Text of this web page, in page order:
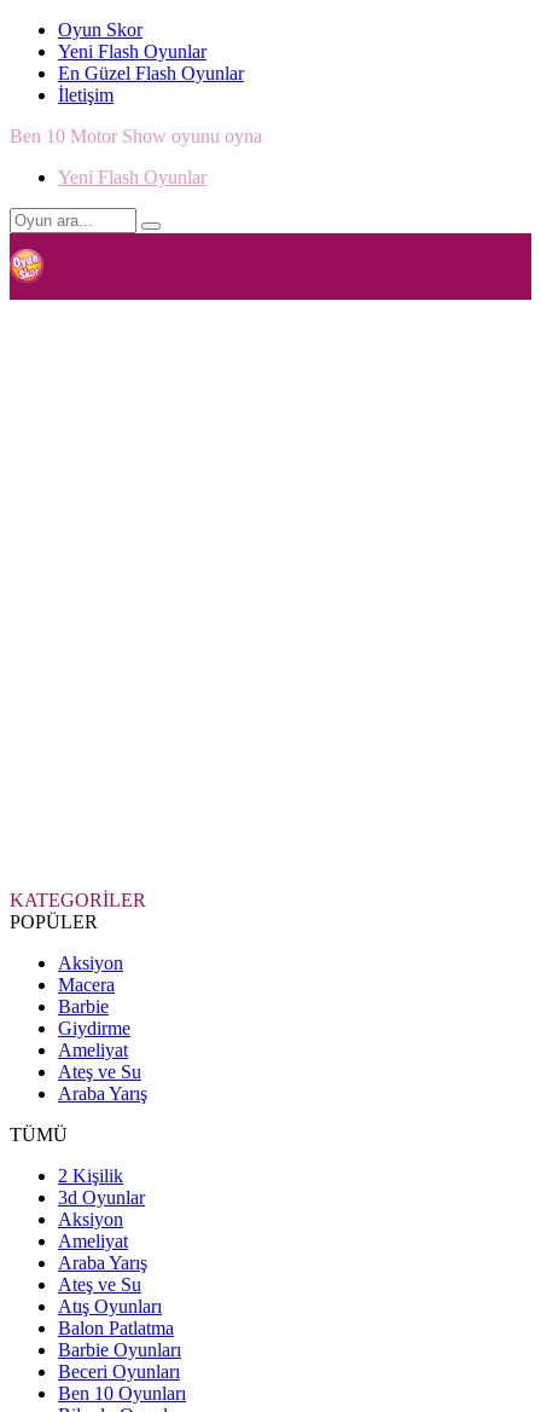
Oyun Skor
Yeni Flash Oyunlar
En Güzel Flash Oyunlar
İletişim
Ben 10 Motor Show oyunu oyna
Yeni Flash Oyunlar
KATEGORİLER
POPÜLER
Aksiyon
Macera
Barbie
Giydirme
Ameliyat
Ateş ve Su
Araba Yarış
TÜMÜ
2 Kişilik
3d Oyunlar
Aksiyon
Ameliyat
Araba Yarış
Ateş ve Su
Atış Oyunları
Balon Patlatma
Barbie Oyunları
Beceri Oyunları
Ben 10 Oyunları